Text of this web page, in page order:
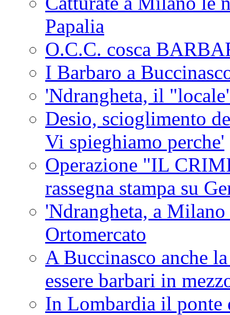
Papalia
O.C.C. cosca
I Barbaro a
'Ndrangheta, il
Desio, scioglimento
Vi spieghiamo perche'
Operazione "IL
rassegna stampa su
'Ndrangheta, a Milano
Ortomercato
A Buccinasco anche
essere barbari in
In Lombardia il ponte